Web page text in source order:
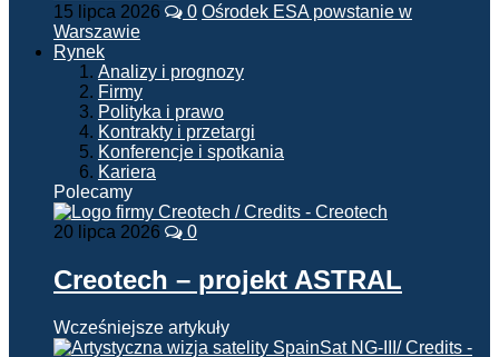
15 lipca 2026 0 Ośrodek ESA powstanie w
Warszawie
Rynek
Analizy i prognozy
Firmy
Polityka i prawo
Kontrakty i przetargi
Konferencje i spotkania
Kariera
Polecamy
20 lipca 2026 0
Creotech – projekt ASTRAL
Wcześniejsze artykuły